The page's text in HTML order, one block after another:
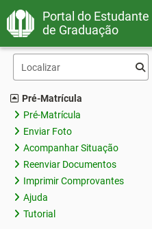
Portal do Estudante
de Graduação
Pré-Matrícula
Pré-Matrícula
Enviar Foto
Acompanhar Situação
Reenviar Documentos
Imprimir Comprovantes
Ajuda
Tutorial